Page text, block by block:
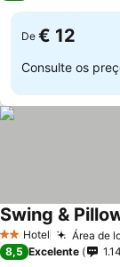
De € 12
Consulte os
2 Estrelas
Hotel Área de
Swing &
8,5 Excelente